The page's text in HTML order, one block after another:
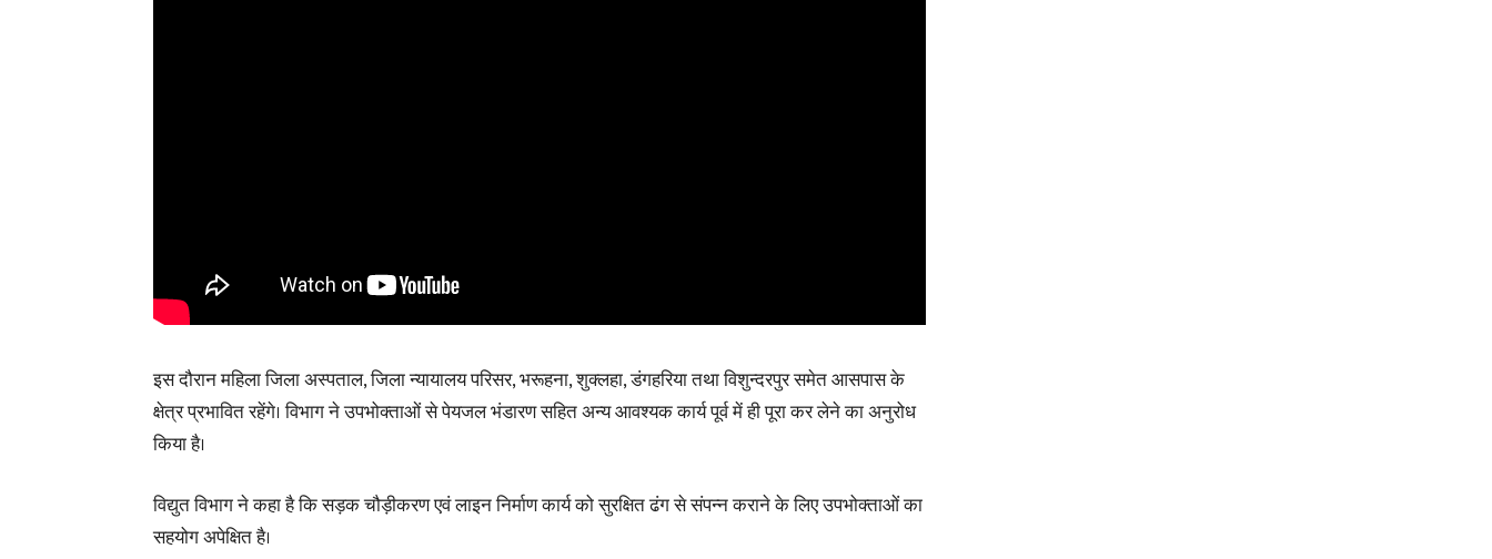
इस दौरान महिला जिला अस्पताल, जिला न्यायालय परिसर, भरूहना, शुक्लहा, डंगहरिया तथा विशुन्दरपुर समेत आसपास के
क्षेत्र प्रभावित रहेंगे। विभाग ने उपभोक्ताओं से पेयजल भंडारण सहित अन्य आवश्यक कार्य पूर्व में ही पूरा कर लेने का अनुरोध
किया है।
विद्युत विभाग ने कहा है कि सड़क चौड़ीकरण एवं लाइन निर्माण कार्य को सुरक्षित ढंग से संपन्न कराने के लिए उपभोक्ताओं का
सहयोग अपेक्षित है।